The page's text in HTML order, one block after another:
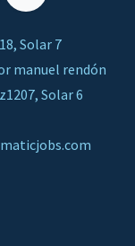
Solar 7
manuel rendón
Solar 6